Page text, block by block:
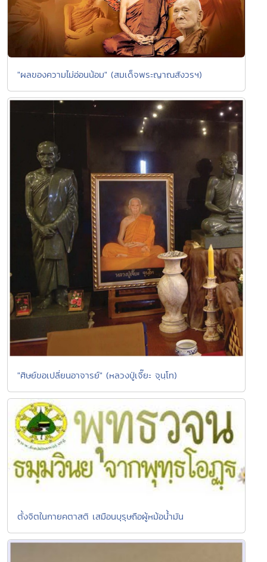
"ผลของความไม่อ่อนน้อม" (สมเด็จพระญาณสังวรฯ)
"ศิษย์ขอเปลี่ยนอาจารย์" (หลวงปู่เจี๊ยะ จุนฺโท)
ตั้งจิตในกายคตาสติ เสมือนบุรุษถือผู้หม้อน้ำมัน